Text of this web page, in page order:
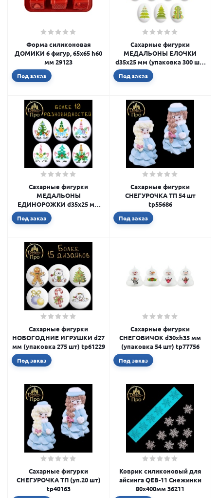
Форма силиконовая
ДОМИКИ 6 фигур, 65х65 h60
мм 29123
Под заказ
Сахарные фигурки
МЕДАЛЬОНЫ ЕЛОЧКИ
d35х25 мм (упаковка 300 шт)
tp71570
Под заказ
Сахарные фигурки
МЕДАЛЬОНЫ
ЕДИНОРОЖКИ d35х25 мм
(упаковка 300 шт) tp61489
Под заказ
Сахарные фигурки
СНЕГУРОЧКА ТП 54 шт
tp55686
Под заказ
Сахарные фигурки
НОВОГОДНИЕ ИГРУШКИ d27
мм (упаковка 275 шт) tp61229
Под заказ
Сахарные фигурки
СНЕГОВИЧОК d30хh35 мм
(упаковка 54 шт) tp77756
Под заказ
Сахарные фигурки
СНЕГУРОЧКА ТП (уп.20 шт)
tp40163
Коврик силиконовый для
айсинга QEB-11 Снежинки
80х400мм 36211